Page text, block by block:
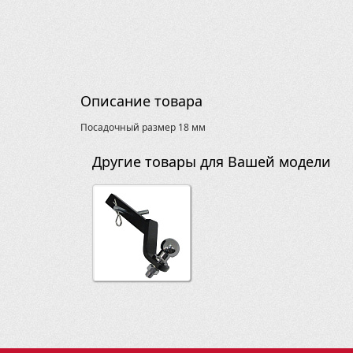
Описание товара
Посадочный размер 18 мм
Другие товары для Вашей модели